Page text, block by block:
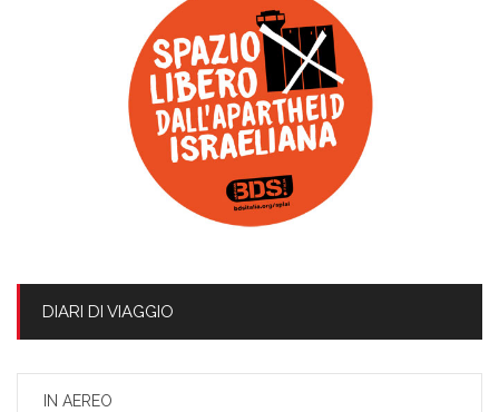
DIARI DI VIAGGIO
IN AEREO